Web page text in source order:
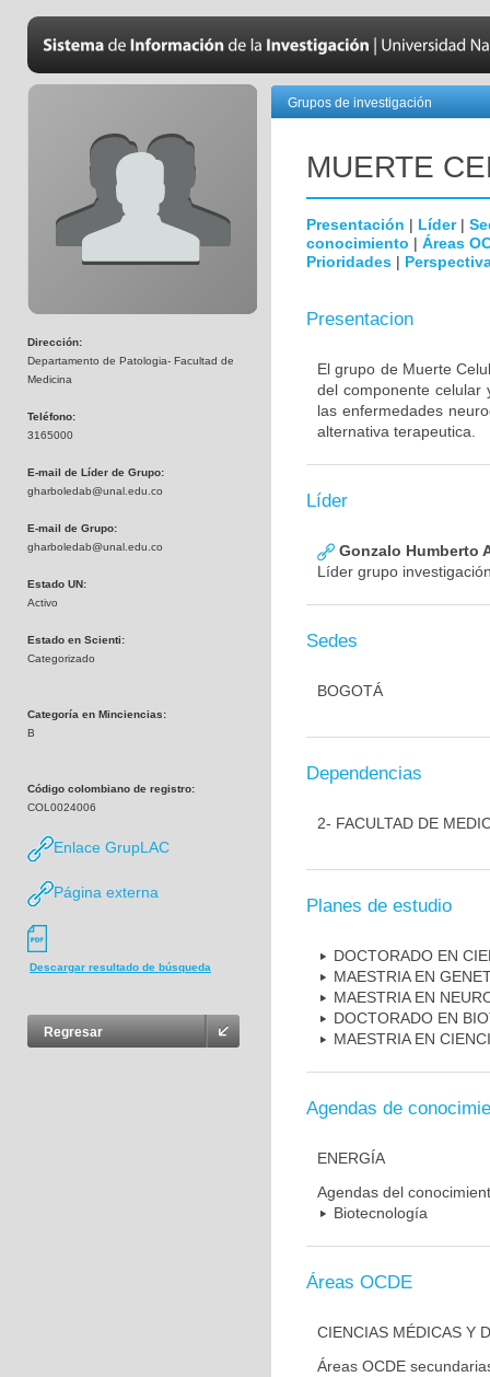
Dirección:
Departamento de Patologia- Facultad de
Medicina
Teléfono:
3165000
E-mail de Líder de Grupo:
gharboledab@unal.edu.co
E-mail de Grupo:
gharboledab@unal.edu.co
Estado UN:
Activo
Estado en Scienti:
Categorizado
Categoría en Minciencias:
B
Código colombiano de registro:
COL0024006
Enlace GrupLAC
Página externa
Descargar resultado de búsqueda
Regresar
Grupos de investigación
MUERTE
Presentación | Líder|
conocimiento | Áreas
Prioridades |
Presentacion
El grupo de Muerte
del componente celular
las enfermedades
alternativa terapeutica.
Líder
Gonzalo Humberto
Líder grupo
Sedes
BOGOTÁ
Dependencias
2- FACULTAD DE
Planes de estudio
DOCTORADO EN
MAESTRIA EN
MAESTRIA EN
DOCTORADO EN
MAESTRIA EN
Agendas de
ENERGÍA
Agendas del
Biotecnología
Áreas OCDE
CIENCIAS MÉDICAS Y
Áreas OCDE